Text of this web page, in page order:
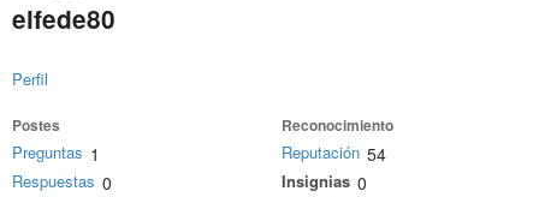
elfede80
Perfil
Postes
Preguntas 1
Respuestas 0
Reconocimiento
Reputación 54
Insignias 0